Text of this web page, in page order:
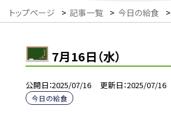
トップページ > 記事一覧 > 今日の給食 >
7月16日（水）
公開日 2025/07/16 更新日 2025/07/16
今日の給食